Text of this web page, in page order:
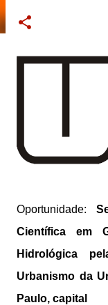
Oportunidade:
Científica em
Hidrológica
Urbanismo da
Paulo, capital